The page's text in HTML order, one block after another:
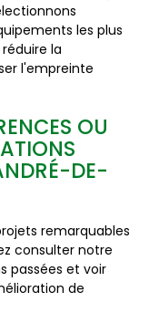
les plus
la
l'empreinte
OU
DE-
remarquables
consulter notre
passées et voir
de